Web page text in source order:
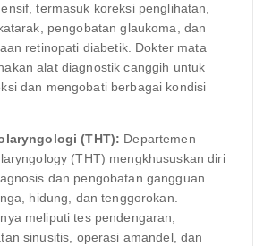
termasuk koreksi penglihatan,
pengobatan glaukoma, dan
retinopati diabetik. Dokter mata
alat diagnostik canggih untuk
dan mengobati berbagai kondisi
(THT): Departemen
(THT) mengkhususkan diri
dan pengobatan gangguan
hidung, dan tenggorokan.
meliputi tes pendengaran,
sinusitis, operasi amandel, dan